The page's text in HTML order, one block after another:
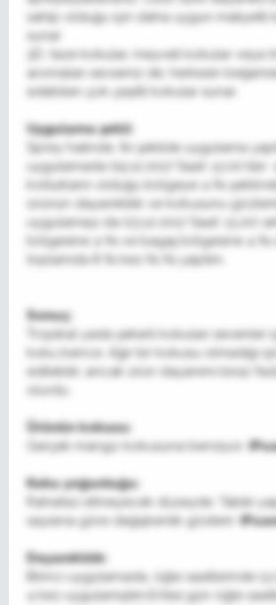
sahip olduğu için daha uygun maliyetli
sunar
3D, taze kokular, meyveli kokular veya
aromaları sevseniz de, herkesin
edebilen çok çeşitli kokular sunar.
Uygulama şekli:
Sprey halinde. İki şekilde uygulama
uygulamada (19.12.2017 Saat:
koltukların olduğu bölgeye 4 fıs
ürünün dayanıklılık ve kokusunu
uygulamayı da (23.12.2017 Saat: 13.20)
bölgesine 4 fıs ve bagaj bölgesine 4 fıs
toplamda 8 fıs kez fıs fıs yaptım.
Sonuç:
Tropikal yada şekerli kokuları sevenler
koku bence. Ağır bir kokusu olmadığı
edilebilir, ancak ürün dayanımı biraz
olurdu.
Ürünün kokusu:
Gerçek mango kokusuna benziyor.
Koku yoğunluğu:
Rahatsız etmeyecek düzeyde. Tabiki
sayısına göre değişkenlik gösterir.
Dayanıklılık:
Birinci uygulamada, öğle saatlerinde
4 kez uygulamıştım.Ertesi gün öğle